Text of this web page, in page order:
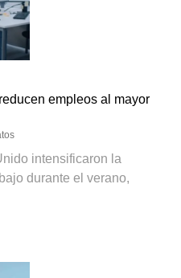
empleos al mayor
intensificaron la
durante el verano,